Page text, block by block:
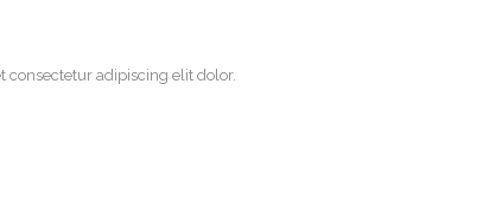
consectetur adipiscing elit dolor.